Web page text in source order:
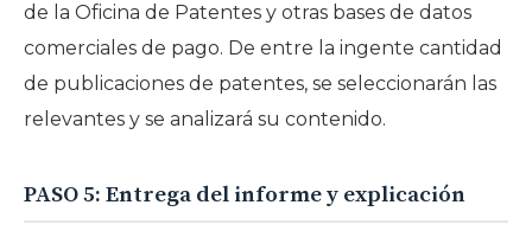
de la Oficina de Patentes y otras bases de datos
comerciales de pago. De entre la ingente cantidad
de publicaciones de patentes, se seleccionarán las
relevantes y se analizará su contenido.
PASO 5: Entrega del informe y explicación